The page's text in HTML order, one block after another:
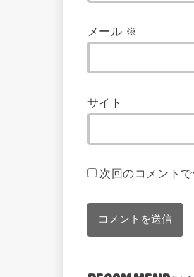
メール ※
サイト
次回のコメント